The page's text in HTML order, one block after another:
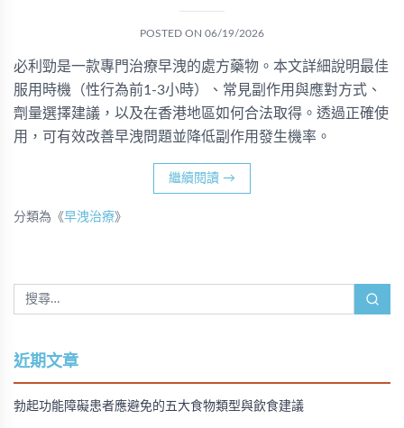
POSTED ON 06/19/2026
必利勁是一款專門治療早洩的處方藥物。本文詳細說明最佳
服用時機（性行為前1-3小時）、常見副作用與應對方式、
劑量選擇建議，以及在香港地區如何合法取得。透過正確使
用，可有效改善早洩問題並降低副作用發生機率。
繼續閱讀 →
分類為《早洩治療》
近期文章
勃起功能障礙患者應避免的五大食物類型與飲食建議